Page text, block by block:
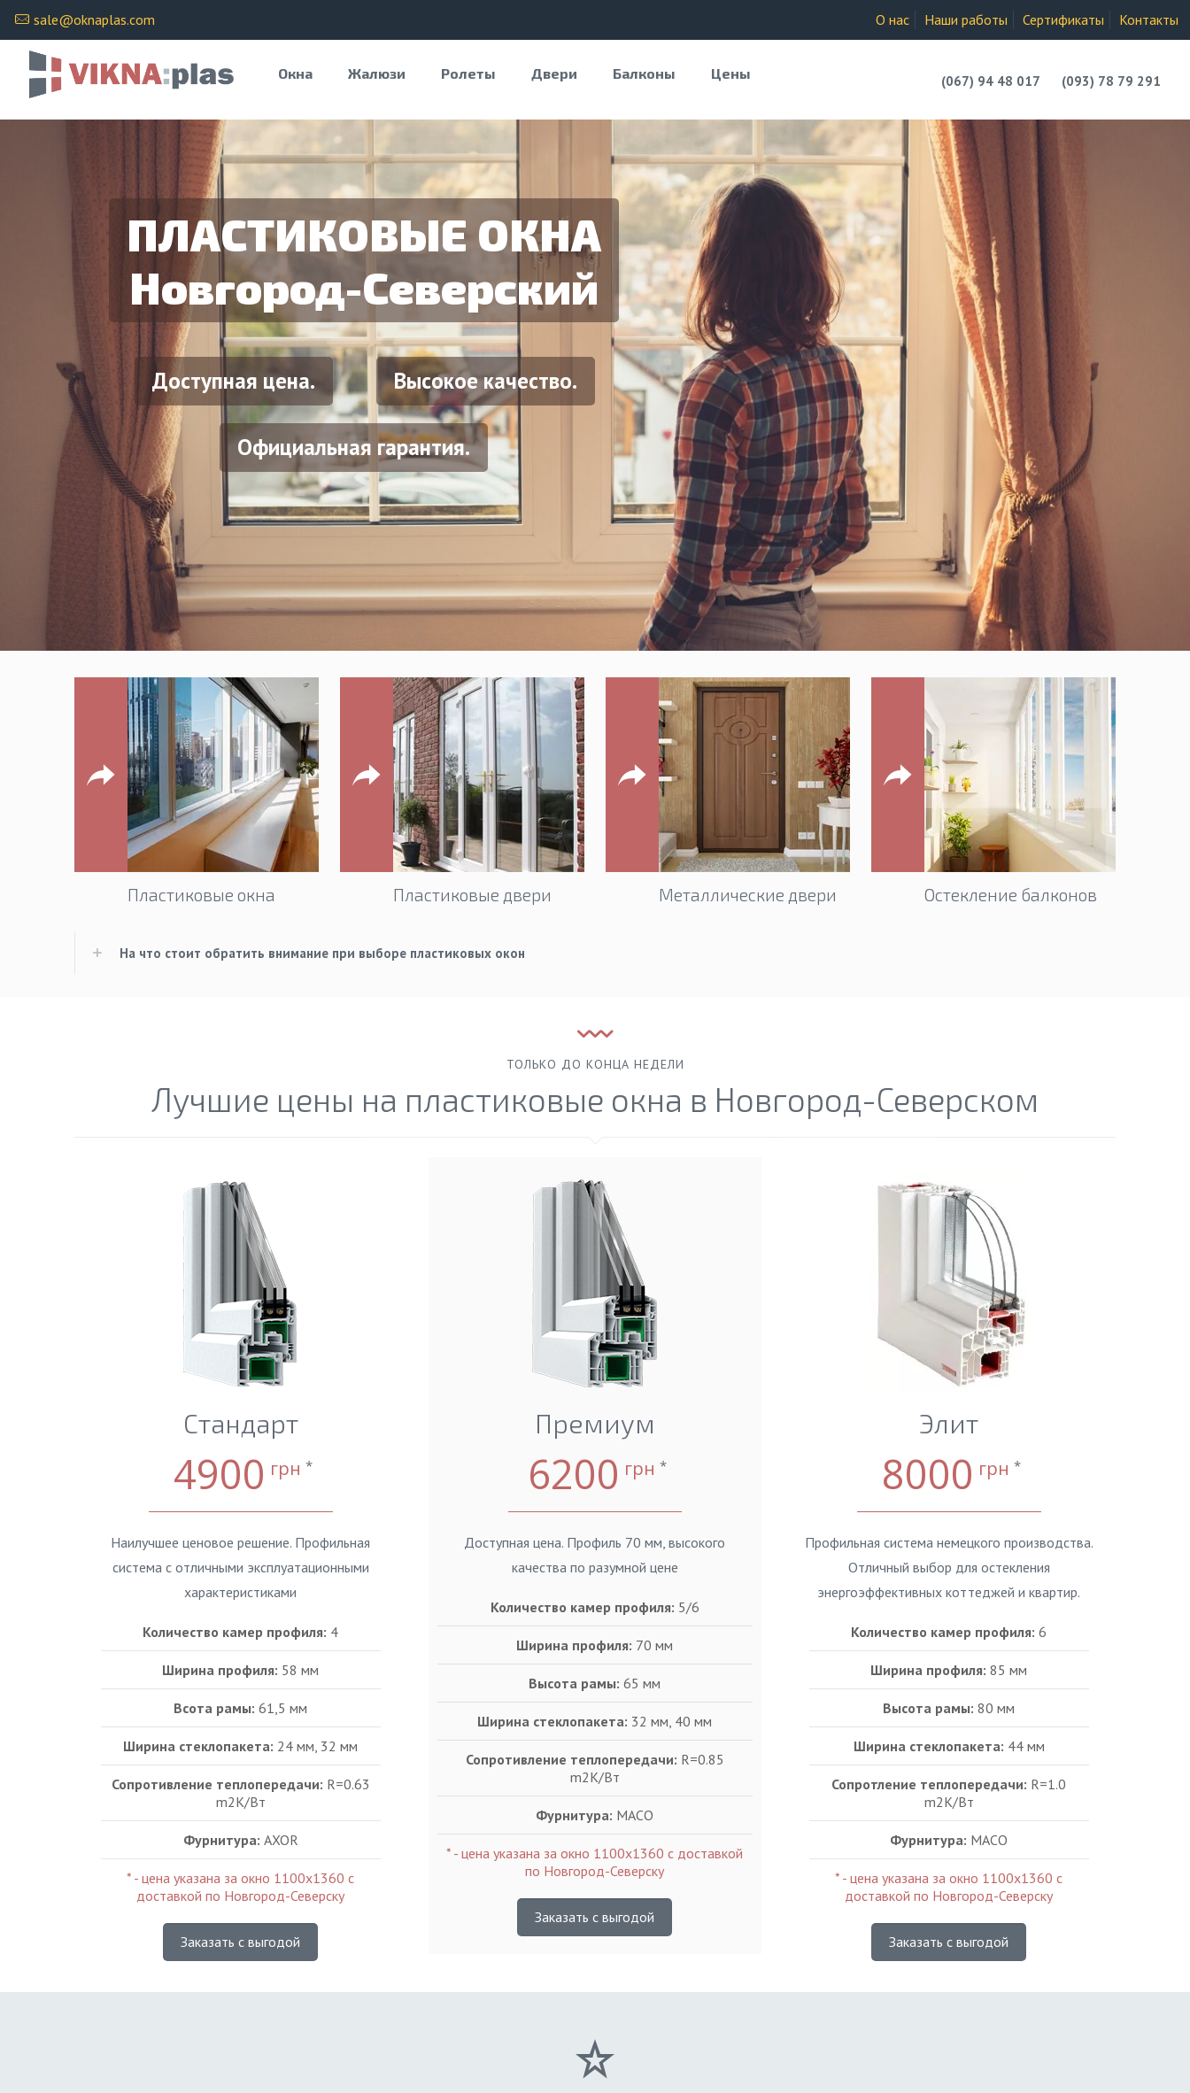
sale@oknaplas.com О нас Наши работы Сертификаты Контакты
Окна Жалюзи Ролеты Двери Балконы Цены (067) 94 48 017 (093) 78 79 291
ПЛАСТИКОВЫЕ ОКНА
Новгород-Северский
Доступная цена. Высокое качество.
Официальная гарантия.
Пластиковые окна Пластиковые двери Металлические двери Остекление балконов
На что стоит обратить внимание при выборе пластиковых окон
ТОЛЬКО ДО КОНЦА НЕДЕЛИ
Лучшие цены на пластиковые окна в Новгород-Северском
Стандарт
4900 грн *
Наилучшее ценовое решение. Профильная
система с отличными эксплуатационными
характеристиками
Количество камер профиля: 4
Ширина профиля: 58 мм
Всота рамы: 61,5 мм
Ширина стеклопакета: 24 мм, 32 мм
Сопротивление теплопередачи: R=0.63
m2K/Bт
Фурнитура: AXOR
* - цена указана за окно 1100х1360 с
доставкой по Новгород-Северску
Заказать с выгодой
Премиум
6200 грн *
Доступная цена. Профиль 70 мм, высокого
качества по разумной цене
Количество камер профиля: 5/6
Ширина профиля: 70 мм
Высота рамы: 65 мм
Ширина стеклопакета: 32 мм, 40 мм
Сопротивление теплопередачи: R=0.85
m2K/Bт
Фурнитура: MACO
* - цена указана за окно 1100х1360 с доставкой
по Новгород-Северску
Заказать с выгодой
Элит
8000 грн *
Профильная система немецкого производства.
Отличный выбор для остекления
энергоэффективных коттеджей и квартир.
Количество камер профиля: 6
Ширина профиля: 85 мм
Высота рамы: 80 мм
Ширина стеклопакета: 44 мм
Сопротление теплопередачи: R=1.0
m2K/Bт
Фурнитура: MACO
* - цена указана за окно 1100х1360 с
доставкой по Новгород-Северску
Заказать с выгодой